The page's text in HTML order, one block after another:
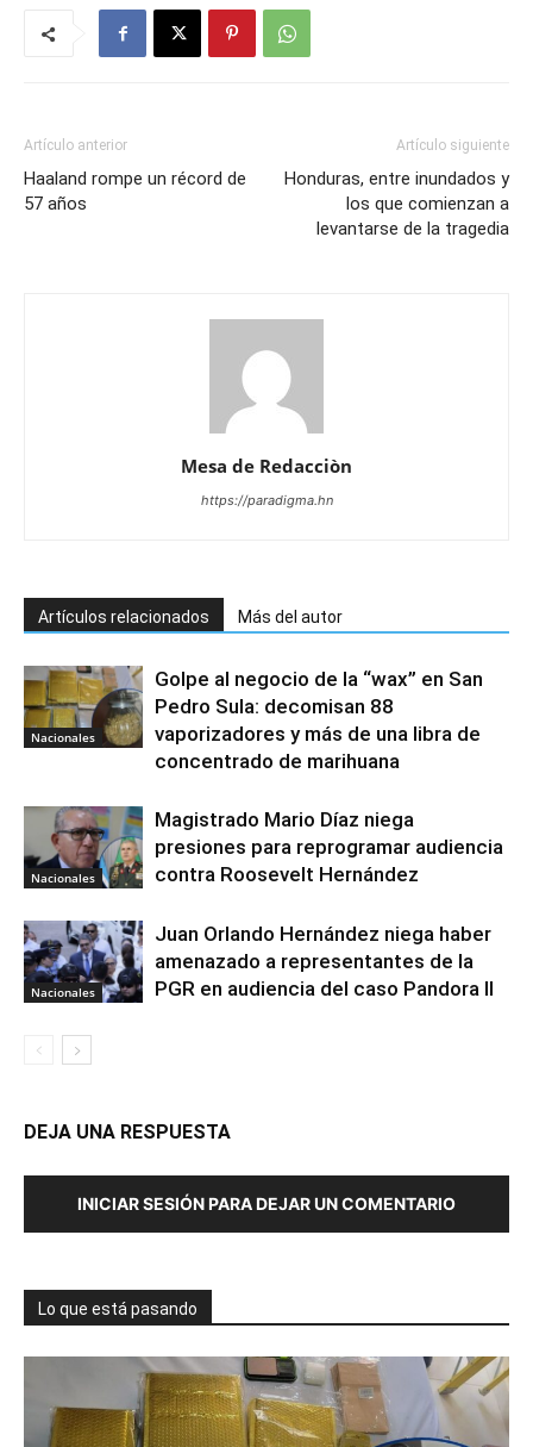
Artículo anterior
Haaland rompe un récord de
57 años
Artículo siguiente
Honduras, entre inundados y
los que comienzan a
levantarse de la tragedia
Mesa de Redacciòn
https://paradigma.hn
Artículos relacionados Más del autor
Nacionales
Golpe al negocio de la “wax” en San
Pedro Sula: decomisan 88
vaporizadores y más de una libra de
concentrado de marihuana
Nacionales
Magistrado Mario Díaz niega
presiones para reprogramar audiencia
contra Roosevelt Hernández
Nacionales
Juan Orlando Hernández niega haber
amenazado a representantes de la
PGR en audiencia del caso Pandora II
DEJA UNA RESPUESTA
INICIAR SESIÓN PARA DEJAR UN COMENTARIO
Lo que está pasando